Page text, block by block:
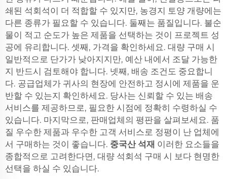
쇄된 석회석이 더 적합할 수 있지만, 농경지 토양 개량에는
다른 종류가 필요할 수 있습니다. 둘째는 품질입니다. 불순
물이 적고 순도가 높은 제품을 선택하는 것이 프로젝트 성
공에 유리합니다. 셋째, 가격을 확인하세요. 대량 구매 시
일반적으로 단가가 낮아지지만, 예산 내에서 조달 가능한
지 반드시 검토해야 합니다. 넷째, 배송 조건도 중요합니
다. 공급업체가 귀사의 현장에 안전하고 정시에 제품을 운
반할 수 있는지 확인하세요. 당사는 신뢰할 수 있는 배송
서비스를 제공하므로, 필요한 시점에 정확히 수령하실 수
있습니다. 마지막으로, 판매업체의 평판을 살펴보세요. 품
질 우수한 제품과 우수한 고객 서비스로 정평이 난 업체에
서 구매하는 것이 좋습니다. 중국산 석재 이러한 요소들을
종합적으로 고려한다면, 대량 석회석 구매 시 보다 현명한
선택을 하실 수 있습니다.